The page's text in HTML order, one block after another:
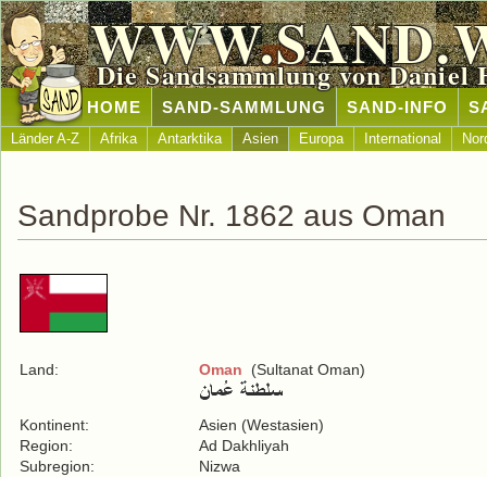
Die Sandsammlung von Daniel
HOME SAND-SAMMLUNG SAND-INFO
Länder A-Z Afrika Antarktika Asien Europa International
Sandprobe Nr. 1862 aus Oman
Land: Oman (Sultanat Oman)
Kontinent:
Asien (Westasien)
Region:
Ad Dakhliyah
Subregion:
Nizwa